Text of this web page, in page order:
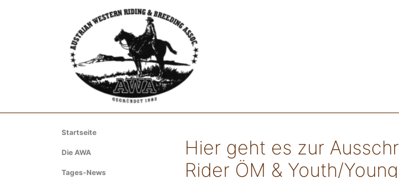
Startseite
Die AWA
Tages-News
Hier geht es zur
Rider ÖM & Youth/